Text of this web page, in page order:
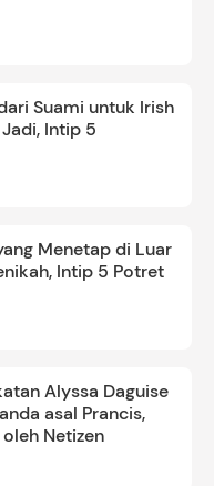
Suami untuk Irish
Intip 5
Menetap di Luar
Intip 5 Potret
Alyssa Daguise
asal Prancis,
Netizen